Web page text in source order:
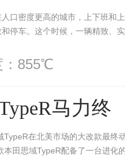
口密度更高的城市，上下班和
停车。这个时候，一辆精致、
：855℃
马力终
在北美市场的大改款最终
田思域TypeR配备了一台进化